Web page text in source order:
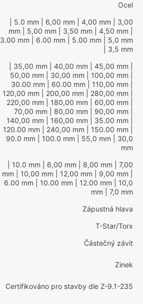
Ocel
| 5.0 mm | 6,00 mm | 4,00 mm | 3,00
mm | 5,00 mm | 3,50 mm | 4,50 mm
3.00 mm | 6.00 mm | 5.00 mm | 5,0 mm
| 3,5 mm
| 35,00 mm | 40,00 mm | 45,00 mm
50,00 mm | 30,00 mm | 100,00 mm
30.00 mm | 60.00 mm | 110,00 mm
120,00 mm | 200,00 mm | 280,00 mm
220,00 mm | 180,00 mm | 60,00 mm
70,00 mm | 80,00 mm | 90,00 mm
140,00 mm | 160,00 mm | 35.00 mm
120.00 mm | 240,00 mm | 150.00 mm
90.0 mm | 100.0 mm | 55,0 mm | 30,0
mm
| 10.0 mm | 6,00 mm | 8,00 mm | 7,00
mm | 10,00 mm | 12,00 mm | 9,00 mm
6.00 mm | 10.00 mm | 12.00 mm | 10,0
mm | 7,0 mm
Zápustná hlava
T-Star/Torx
Částečný závit
Zinek
Certifikováno pro stavby dle Z-9.1-235